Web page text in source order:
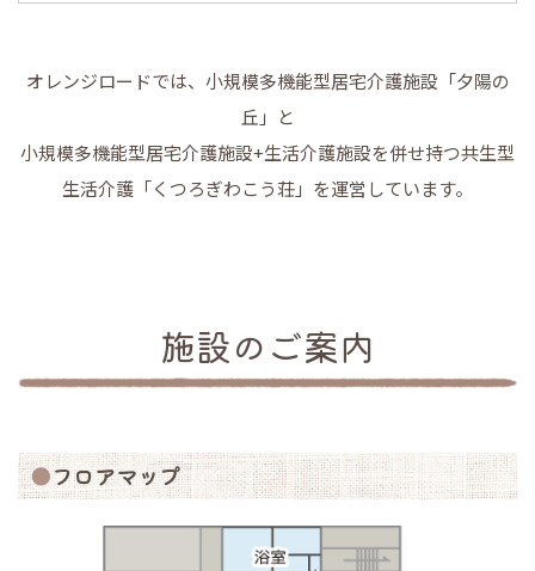
オレンジロードでは、小規模多機能型居宅介護施設「夕陽の
丘」と
小規模多機能型居宅介護施設+生活介護施設を併せ持つ共生型
生活介護「くつろぎわこう荘」を運営しています。
施設のご案内
フロアマップ